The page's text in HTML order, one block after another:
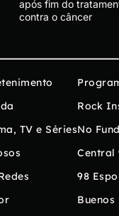
após fim do
contra o câncer
TV e Séries
Rock
No
Central
98
Buenos